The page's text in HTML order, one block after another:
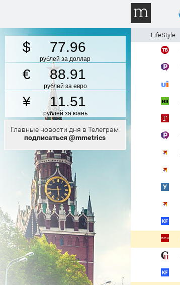
77.96
рублей за доллар
88.91
рублей за евро
11.51
рублей за юань
Главные новости дня в Телеграм
подписаться @mmetrics
LifeStyle